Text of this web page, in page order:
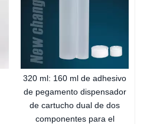
320 ml: 160 ml de adhesivo
de pegamento dispensador
de cartucho dual de dos
componentes para el